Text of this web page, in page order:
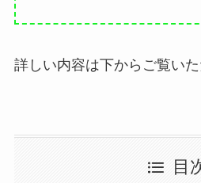
詳しい内容は下からご覧いた
目